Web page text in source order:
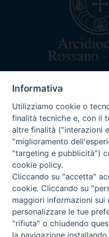
Via
87067
C.F.
ORARI
Lun-mar-mer
Informativa
Utilizziamo cookie o
finalità tecniche e, con il
altre finalità ("interazioni
"miglioramento
"targeting e pubblicità")
cookie policy.
Cliccando su "accetta"
cookie. Cliccando su
maggiori informazioni
personalizzare le tue
"rifiuta" o chiudendo